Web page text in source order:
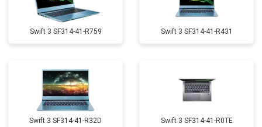
Swift 3 SF314-41-R759 Swift 3 SF314-41-R431
Swift 3 SF314-41-R32D Swift 3 SF314-41-R0TE